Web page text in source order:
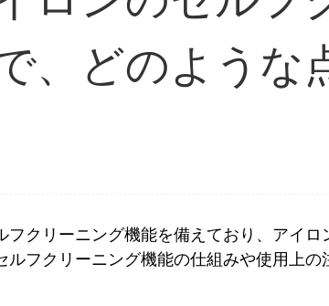
、どのような
フクリーニング機能を備えており、アイ
フクリーニング機能の仕組みや使用上の